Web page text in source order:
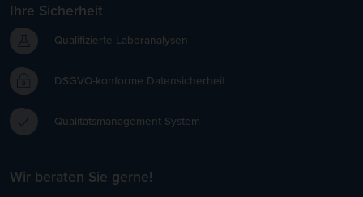
Ihre Sicherheit
Qualifizierte Laboranalysen
DSGVO-konforme Datensicherheit
Qualitätsmanagement-System
Wir beraten Sie gerne!